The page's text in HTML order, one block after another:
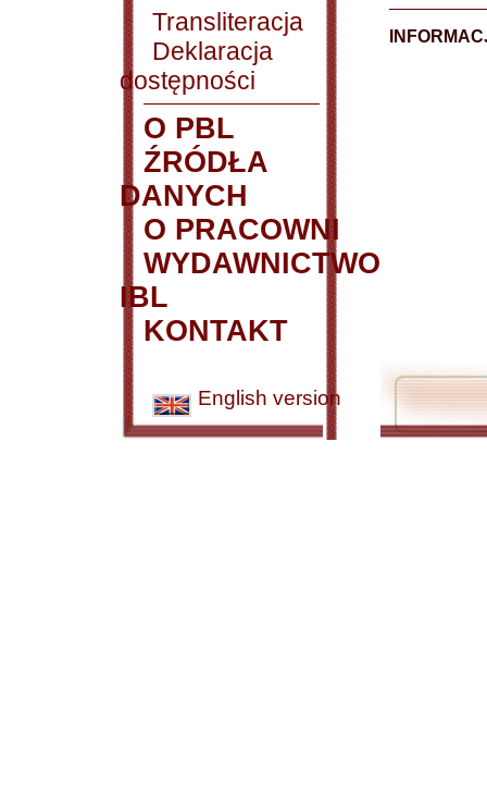
Transliteracja
Deklaracja
dostępności
O PBL
ŹRÓDŁA
DANYCH
O PRACOWNI
WYDAWNICTWO
IBL
KONTAKT
English version